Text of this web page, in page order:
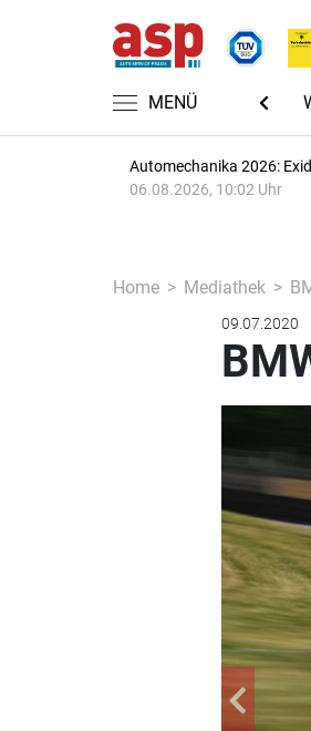
MENÜ
AUTOMECHANIKA 2026
Automechanika 2026:
06.08.2026, 10:02 Uhr
Home Mediathek
09.07.2020